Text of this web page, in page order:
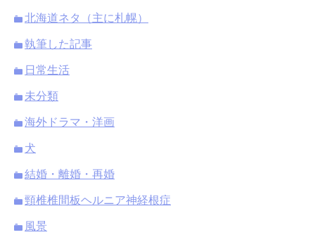
北海道ネタ（主に札幌）
執筆した記事
日常生活
未分類
海外ドラマ・洋画
犬
結婚・離婚・再婚
頸椎椎間板ヘルニア神経根症
風景